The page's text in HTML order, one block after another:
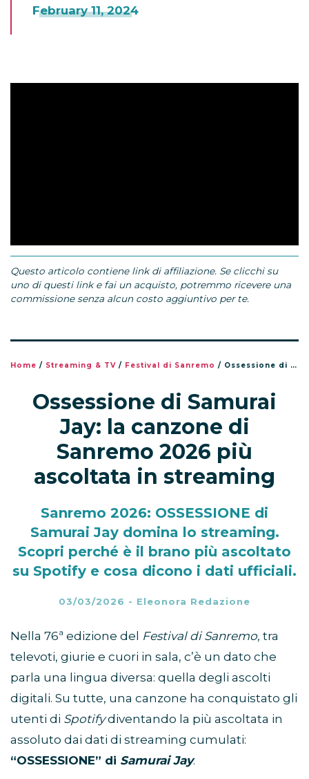
February 11, 2024
Questo articolo contiene link di affiliazione. Se clicchi su
uno di questi link e fai un acquisto, potremmo ricevere una
commissione senza alcun costo aggiuntivo per te.
Home / Streaming & TV / Festival di Sanremo / Ossessione di Samurai Jay: la canzone di Sanremo 2026 più ascoltata in streaming
Ossessione di Samurai
Jay: la canzone di
Sanremo 2026 più
ascoltata in streaming
Sanremo 2026: OSSESSIONE di
Samurai Jay domina lo streaming.
Scopri perché è il brano più ascoltato
su Spotify e cosa dicono i dati ufficiali.
03/03/2026 - Eleonora Redazione
Nella 76ª edizione del Festival di Sanremo, tra
televoti, giurie e cuori in sala, c’è un dato che
parla una lingua diversa: quella degli ascolti
digitali. Su tutte, una canzone ha conquistato gli
utenti di Spotifydiventando la più ascoltata in
assoluto dai dati di streaming cumulati:
“OSSESSIONE” di Samurai Jay.